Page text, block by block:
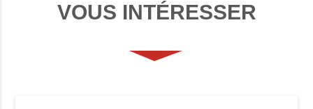
VOUS INTÉRESSER